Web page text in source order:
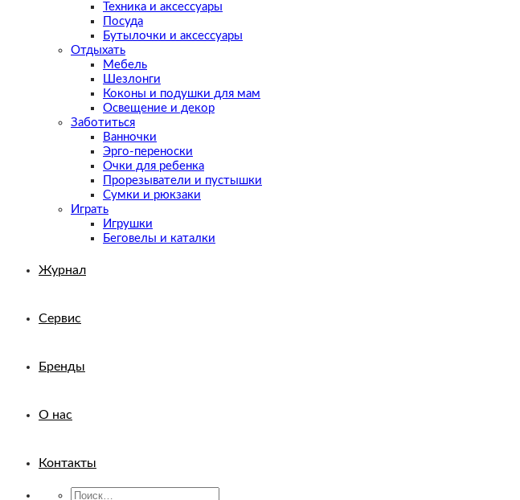
Техника и аксессуары
Посуда
Бутылочки и аксессуары
Отдыхать
Мебель
Шезлонги
Коконы и подушки для мам
Освещение и декор
Заботиться
Ванночки
Эрго-переноски
Очки для ребенка
Прорезыватели и пустышки
Сумки и рюкзаки
Играть
Игрушки
Беговелы и каталки
Журнал
Сервис
Бренды
О нас
Контакты
Искать: